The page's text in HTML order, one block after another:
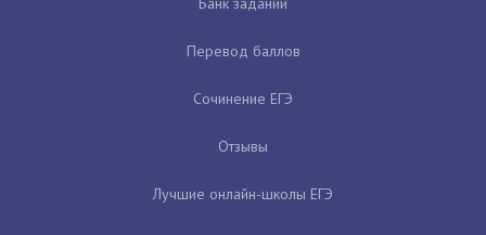
Перевод баллов
Сочинение ЕГЭ
Отзывы
Лучшие онлайн-школы ЕГЭ